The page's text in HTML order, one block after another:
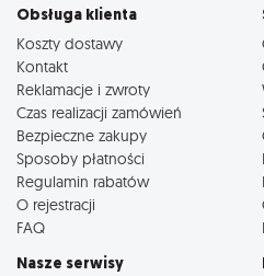
Obsługa klienta
Koszty dostawy
Kontakt
Reklamacje i zwroty
Czas realizacji zamówień
Bezpieczne zakupy
Sposoby płatności
Regulamin rabatów
O rejestracji
FAQ
Nasze serwisy